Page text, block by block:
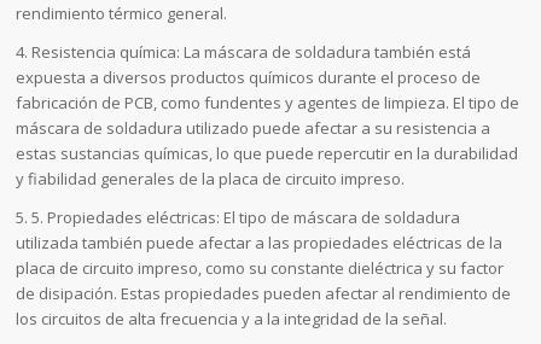
rendimiento térmico general.
4. Resistencia química: La máscara de soldadura también está
expuesta a diversos productos químicos durante el proceso de
fabricación de PCB, como fundentes y agentes de limpieza. El tipo de
máscara de soldadura utilizado puede afectar a su resistencia a
estas sustancias químicas, lo que puede repercutir en la durabilidad
y fiabilidad generales de la placa de circuito impreso.
5. 5. Propiedades eléctricas: El tipo de máscara de soldadura
utilizada también puede afectar a las propiedades eléctricas de la
placa de circuito impreso, como su constante dieléctrica y su factor
de disipación. Estas propiedades pueden afectar al rendimiento de
los circuitos de alta frecuencia y a la integridad de la señal.